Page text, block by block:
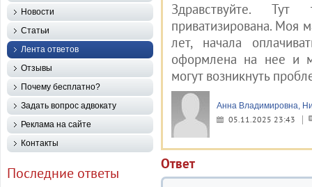
Здравствуйте.
приватизирована. Моя
лет, начала
оформлена на нее и
могут возникнуть
Анна Владимировна,
05.11.2025 23:43
Ответ
Новости
Статьи
Лента ответов
Отзывы
Почему бесплатно?
Задать вопрос адвокату
Реклама на сайте
Контакты
Последние ответы